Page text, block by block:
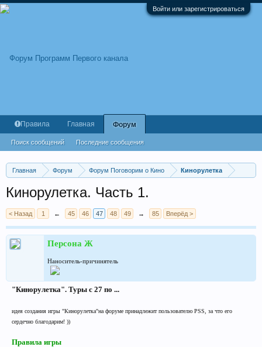
Войти или зарегистрироваться
Главная Форум Форум Поговорим о Кино Кинорулетка
Кинорулетка. Часть 1.
< Назад 1 ← 45 46 47 48 49 → 85 Вперёд >
Персона Ж
Наноситель-причинятель
"Кинорулетка". Туры с 27 по ...
идея создания игры "Кинорулетка"на форуме принадлежит пользователю PSS, за что его
сердечно благодарим! ))
Правила игры
Правила Главная Форум
Поиск сообщений Последние сообщения